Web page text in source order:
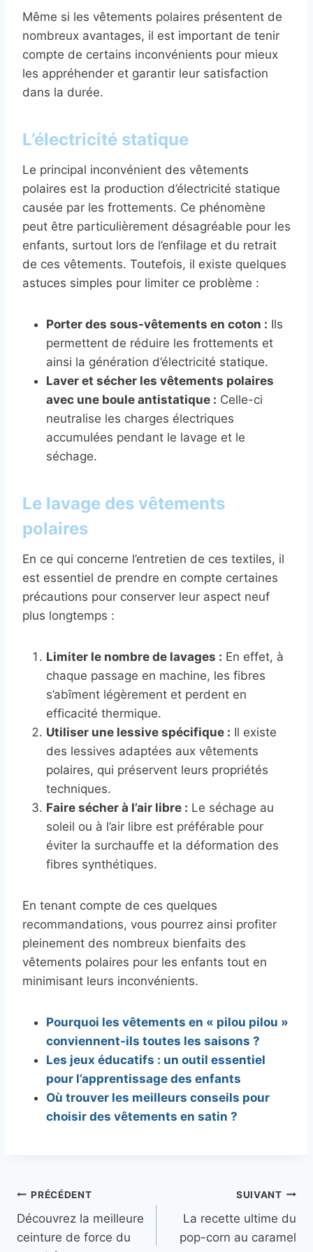
Même si les vêtements polaires présentent de
nombreux avantages, il est important de tenir
compte de certains inconvénients pour mieux
les appréhender et garantir leur satisfaction
dans la durée.
L’électricité statique
Le principal inconvénient des vêtements
polaires est la production d’électricité statique
causée par les frottements. Ce phénomène
peut être particulièrement désagréable pour les
enfants, surtout lors de l’enfilage et du retrait
de ces vêtements. Toutefois, il existe quelques
astuces simples pour limiter ce problème :
Porter des sous-vêtements en coton : Ils
permettent de réduire les frottements et
ainsi la génération d’électricité statique.
Laver et sécher les vêtements polaires
avec une boule antistatique : Celle-ci
neutralise les charges électriques
accumulées pendant le lavage et le
séchage.
Le lavage des vêtements
polaires
En ce qui concerne l’entretien de ces textiles, il
est essentiel de prendre en compte certaines
précautions pour conserver leur aspect neuf
plus longtemps :
Limiter le nombre de lavages : En effet, à
chaque passage en machine, les fibres
s’abîment légèrement et perdent en
efficacité thermique.
Utiliser une lessive spécifique : Il existe
des lessives adaptées aux vêtements
polaires, qui préservent leurs propriétés
techniques.
Faire sécher à l’air libre : Le séchage au
soleil ou à l’air libre est préférable pour
éviter la surchauffe et la déformation des
fibres synthétiques.
En tenant compte de ces quelques
recommandations, vous pourrez ainsi profiter
pleinement des nombreux bienfaits des
vêtements polaires pour les enfants tout en
minimisant leurs inconvénients.
Pourquoi les vêtements en « pilou pilou »
conviennent-ils toutes les saisons ?
Les jeux éducatifs : un outil essentiel
pour l’apprentissage des enfants
Où trouver les meilleurs conseils pour
choisir des vêtements en satin ?
Navigation
de
PRÉCÉDENT
Découvrez la meilleure
ceinture de force du
SUIVANT
La recette ultime du
pop-corn au caramel